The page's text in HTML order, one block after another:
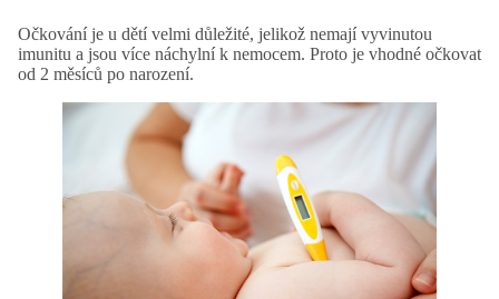
Očkování je u dětí velmi důležité, jelikož nemají vyvinutou
imunitu a jsou více náchylní k nemocem. Proto je vhodné očkovat
od 2 měsíců po narození.